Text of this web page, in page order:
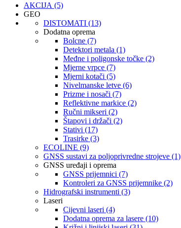
AKCIJA (5)
GEO
DISTOMATI (13)
Dodatna oprema
Bolcne (7)
Detektori metala (1)
Međne i poligonske točke (2)
Mjerne vrpce (7)
Mjerni kotači (5)
Nivelmanske letve (6)
Prizme i nosači (7)
Reflektivne markice (2)
Ručni mikseri (2)
Štapovi i držači (2)
Stativi (17)
Trasirke (3)
ECOLINE (9)
GNSS sustavi za poljoprivredne strojeve (1)
GNSS uređaji i oprema
GNSS prijemnici (7)
Kontroleri za GNSS prijemnike (2)
Hidrografski instrumenti (3)
Laseri
Cijevni laseri (4)
Dodatna oprema za lasere (10)